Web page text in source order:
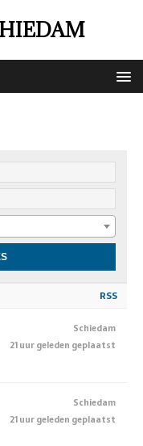
RSS
Schiedam
21 uur geleden geplaatst
Schiedam
21 uur geleden geplaatst